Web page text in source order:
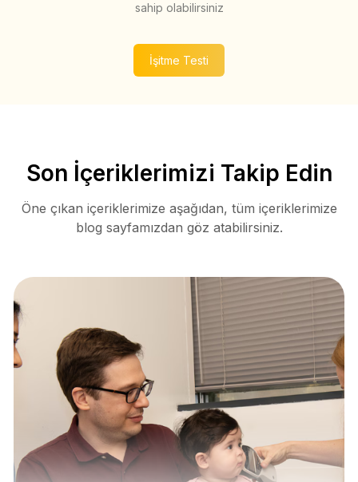
sahip olabilirsiniz
İşitme Testi
Son İçeriklerimizi Takip Edin
Öne çıkan içeriklerimize aşağıdan, tüm içeriklerimize
blog sayfamızdan göz atabilirsiniz.